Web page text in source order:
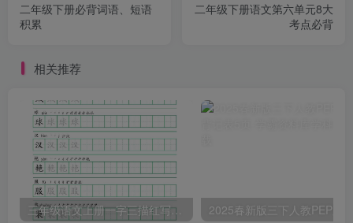
二年级下册必背词语、短语
积累
二年级下册语文第六单元8大
考点必背
相关推荐
三年级语文上册一字三描红写字表字帖